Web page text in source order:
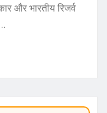
और भारतीय रिजर्व